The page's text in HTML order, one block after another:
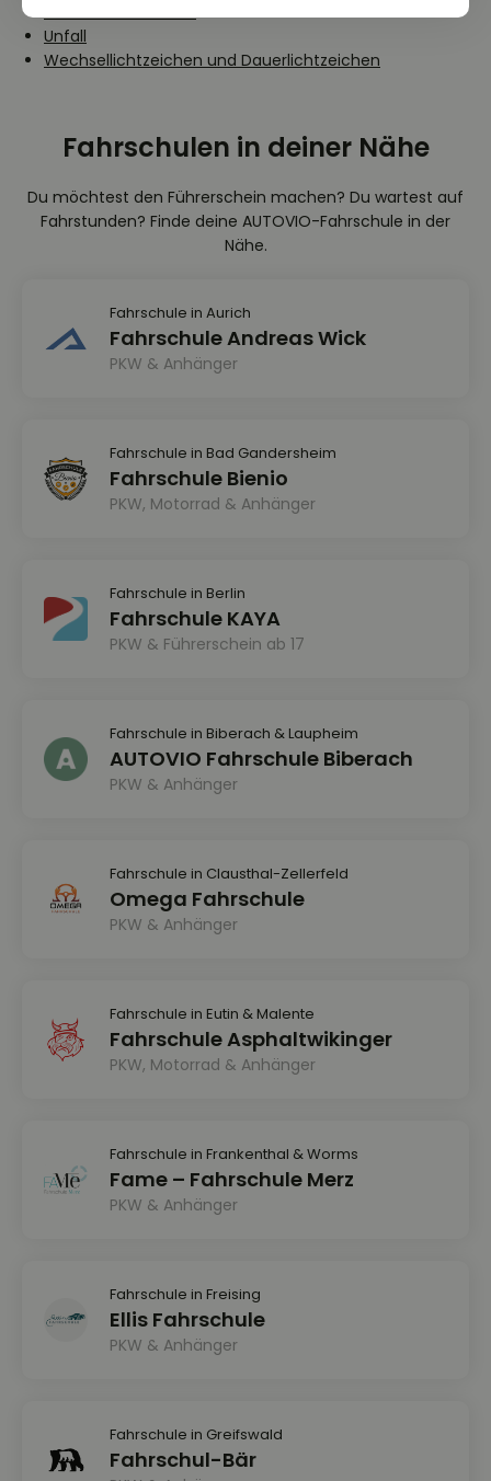
Verkehrshindernisse
Unfall
Wechsellichtzeichen und Dauerlichtzeichen
Fahrschulen in deiner Nähe
Du möchtest den Führerschein machen? Du wartest auf
Fahrstunden? Finde deine AUTOVIO-Fahrschule in der
Nähe.
Fahrschule in Aurich
Fahrschule Andreas Wick
PKW & Anhänger
Fahrschule in Bad Gandersheim
Fahrschule Bienio
PKW, Motorrad & Anhänger
Fahrschule in Berlin
Fahrschule KAYA
PKW & Führerschein ab 17
Fahrschule in Biberach & Laupheim
AUTOVIO Fahrschule Biberach
PKW & Anhänger
Fahrschule in Clausthal-Zellerfeld
Omega Fahrschule
PKW & Anhänger
Fahrschule in Eutin & Malente
Fahrschule Asphaltwikinger
PKW, Motorrad & Anhänger
Fahrschule in Frankenthal & Worms
Fame – Fahrschule Merz
PKW & Anhänger
Fahrschule in Freising
Ellis Fahrschule
PKW & Anhänger
Fahrschule in Greifswald
Fahrschul-Bär